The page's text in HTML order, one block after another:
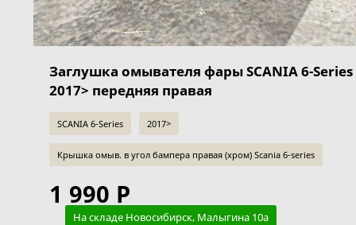
Заглушка омывателя фары SCANIA 6-Series
2017> передняя правая
SCANIA 6-Series 2017>
Крышка омыв. в угол бампера правая (хром) Scania 6-series
1 990 Р
На складе Новосибирск, Малыгина 10а